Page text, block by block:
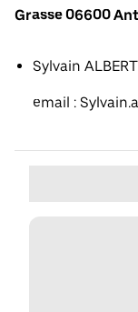
Grasse 06600
Sylvain
email :